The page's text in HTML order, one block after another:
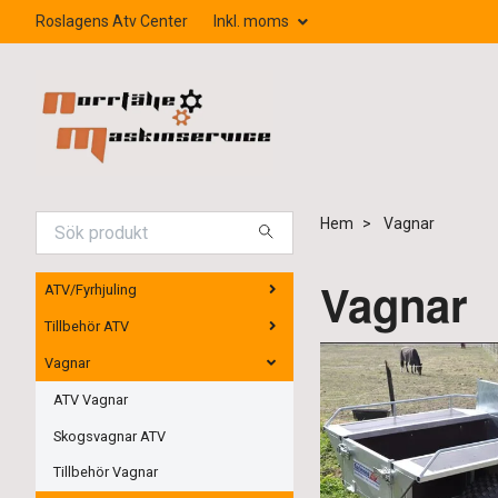
Roslagens Atv Center Inkl. moms
ATV/Fyrhjuling
Tillbehör ATV
Vagnar
ATV Vagnar
Skogsvagnar ATV
Tillbehör Vagnar
Hem Vagnar
Vagnar